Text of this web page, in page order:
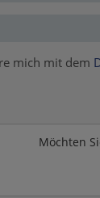
mich mit dem
Möchten